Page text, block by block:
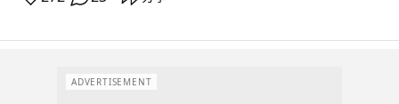
ADVERTISEMENT